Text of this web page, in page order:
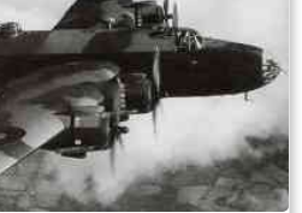
bijzondere
een brief van zijn
rapport van zijn
waarin hij de
10de mei beschrijft. Een
wordt hieronder